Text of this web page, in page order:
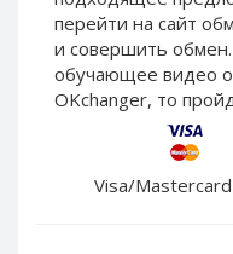
перейти на сайт
и совершить
обучающее видео о
OKchanger, то
Visa/
PayPal CAD
PayPal AUD
PayPal RUB